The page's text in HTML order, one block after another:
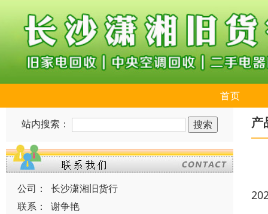
首页
站内搜索：
公司：
长沙潇湘旧货行
联系：
谢争艳
产